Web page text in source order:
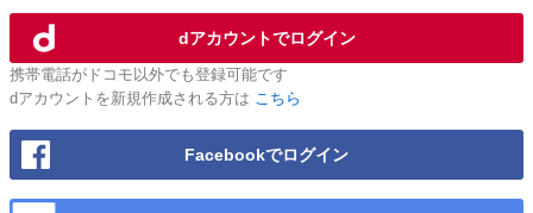
dアカウントでログイン
携帯電話がドコモ以外でも登録可能です
dアカウントを新規作成される方は こちら
Facebookでログイン